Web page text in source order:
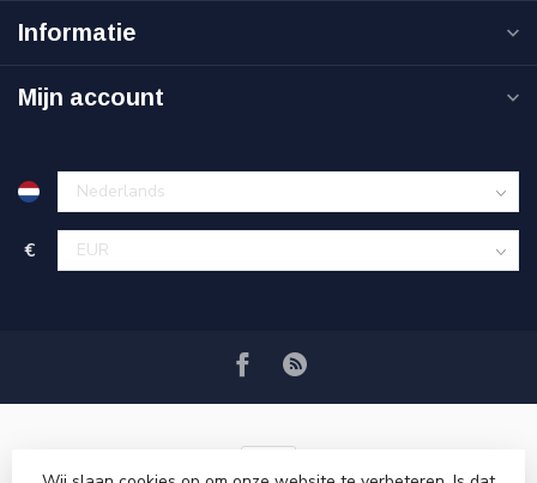
Informatie
Mijn account
€